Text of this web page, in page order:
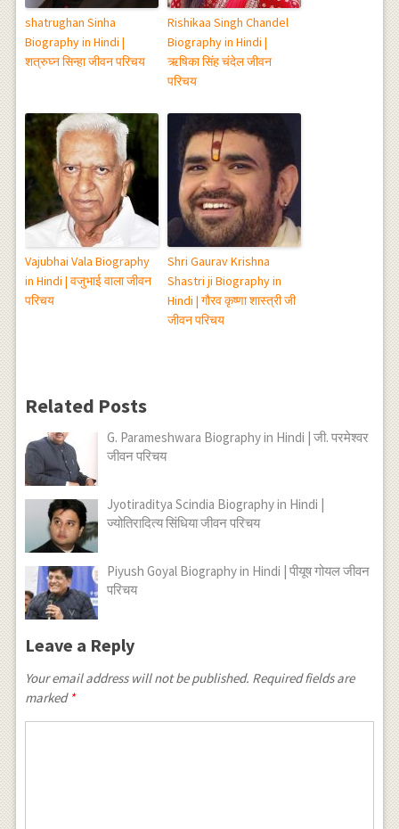
shatrughan Sinha
Biography in Hindi |
शत्रुघ्न सिन्हा जीवन परिचय
Rishikaa Singh Chandel
Biography in Hindi |
ऋषिका सिंह चंदेल जीवन
परिचय
Vajubhai Vala Biography
in Hindi | वजुभाई वाला जीवन
परिचय
Shri Gaurav Krishna
Shastri ji Biography in
Hindi | गौरव कृष्णा शास्त्री जी
जीवन परिचय
Related Posts
G. Parameshwara Biography in Hindi | जी. परमेश्वर
जीवन परिचय
Jyotiraditya Scindia Biography in Hindi |
ज्योतिरादित्य सिंधिया जीवन परिचय
Piyush Goyal Biography in Hindi | पीयूष गोयल जीवन
परिचय
Leave a Reply
Your email address will not be published. Required fields are
marked *